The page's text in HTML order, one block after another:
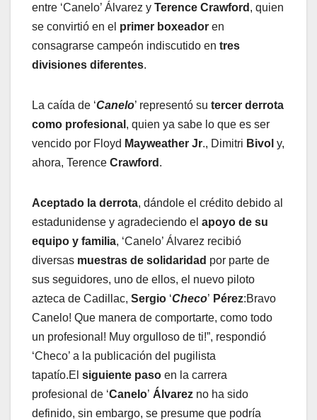
entre ‘Canelo’ Álvarez y Terence Crawford , quien
se convirtió en el primer boxeador en
consagrarse campeón indiscutido en tres
divisiones diferentes.
La caída de ‘Canelo’ representó su tercer derrota
como profesional , quien ya sabe lo que es ser
vencido por Floyd Mayweather Jr., Dimitri Bivol y,
ahora, Terence Crawford .
Aceptado la derrota, dándole el crédito debido al
estadunidense y agradeciendo el apoyo de su
equipo y familia, ‘Canelo’ Álvarez recibió
diversas muestras de solidaridad por parte de
sus seguidores, uno de ellos, el nuevo piloto
azteca de Cadillac, Sergio ‘Checo’ Pérez:Bravo
Canelo! Que manera de comportarte, como todo
un profesional! Muy orgulloso de ti!”, respondió
‘Checo’ a la publicación del pugilista
tapatío.El siguiente paso en la carrera
profesional de ‘Canelo’ Álvarez no ha sido
definido, sin embargo, se presume que podría